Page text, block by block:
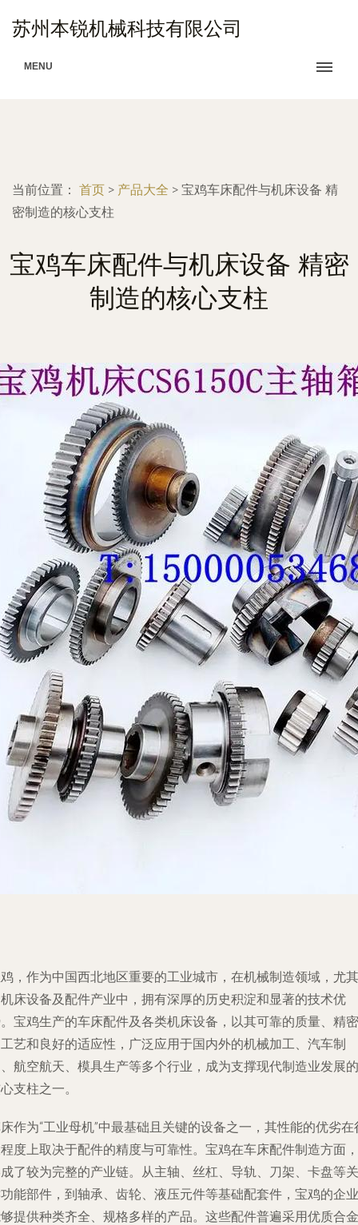
苏州本锐机械科技有限公司
MENU
当前位置： 首页 > 产品大全 > 宝鸡车床配件与机床设备 精
密制造的核心支柱
宝鸡车床配件与机床设备 精密
制造的核心支柱
，作为中国西北地区重要的工业城市，在机械制造领域，尤其
床设备及配件产业中，拥有深厚的历史积淀和显著的技术优
宝鸡生产的车床配件及各类机床设备，以其可靠的质量、精密
艺和良好的适应性，广泛应用于国内外的机械加工、汽车制
航空航天、模具生产等多个行业，成为支撑现代制造业发展的
支柱之一。
作为“工业母机”中最基础且关键的设备之一，其性能的优劣在
度上取决于配件的精度与可靠性。宝鸡在车床配件制造方面，
了较为完整的产业链。从主轴、丝杠、导轨、刀架、卡盘等关
能部件，到轴承、齿轮、液压元件等基础配套件，宝鸡的企业
提供种类齐全、规格多样的产品。这些配件普遍采用优质合金